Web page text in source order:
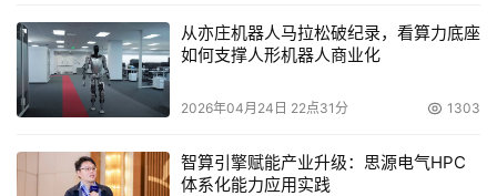
从亦庄机器人马拉松破纪录，看算力底座
如何支撑人形机器人商业化
2026年04月24日 22点31分 1303
智算引擎赋能产业升级：思源电气HPC
体系化能力应用实践